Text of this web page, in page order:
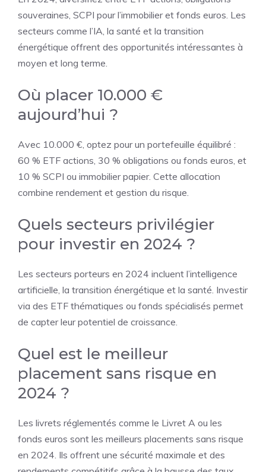
souveraines, SCPI pour l’immobilier et fonds euros. Les
secteurs comme l’IA, la santé et la transition
énergétique offrent des opportunités intéressantes à
moyen et long terme.
Où placer 10.000 €
aujourd’hui ?
Avec 10.000 €, optez pour un portefeuille équilibré :
60 % ETF actions, 30 % obligations ou fonds euros, et
10 % SCPI ou immobilier papier. Cette allocation
combine rendement et gestion du risque.
Quels secteurs privilégier
pour investir en 2024 ?
Les secteurs porteurs en 2024 incluent l’intelligence
artificielle, la transition énergétique et la santé. Investir
via des ETF thématiques ou fonds spécialisés permet
de capter leur potentiel de croissance.
Quel est le meilleur
placement sans risque en
2024 ?
Les livrets réglementés comme le Livret A ou les
fonds euros sont les meilleurs placements sans risque
en 2024. Ils offrent une sécurité maximale et des